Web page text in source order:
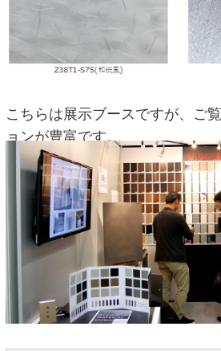
こちらは展示ブースですが、ご
ョンが豊富です。